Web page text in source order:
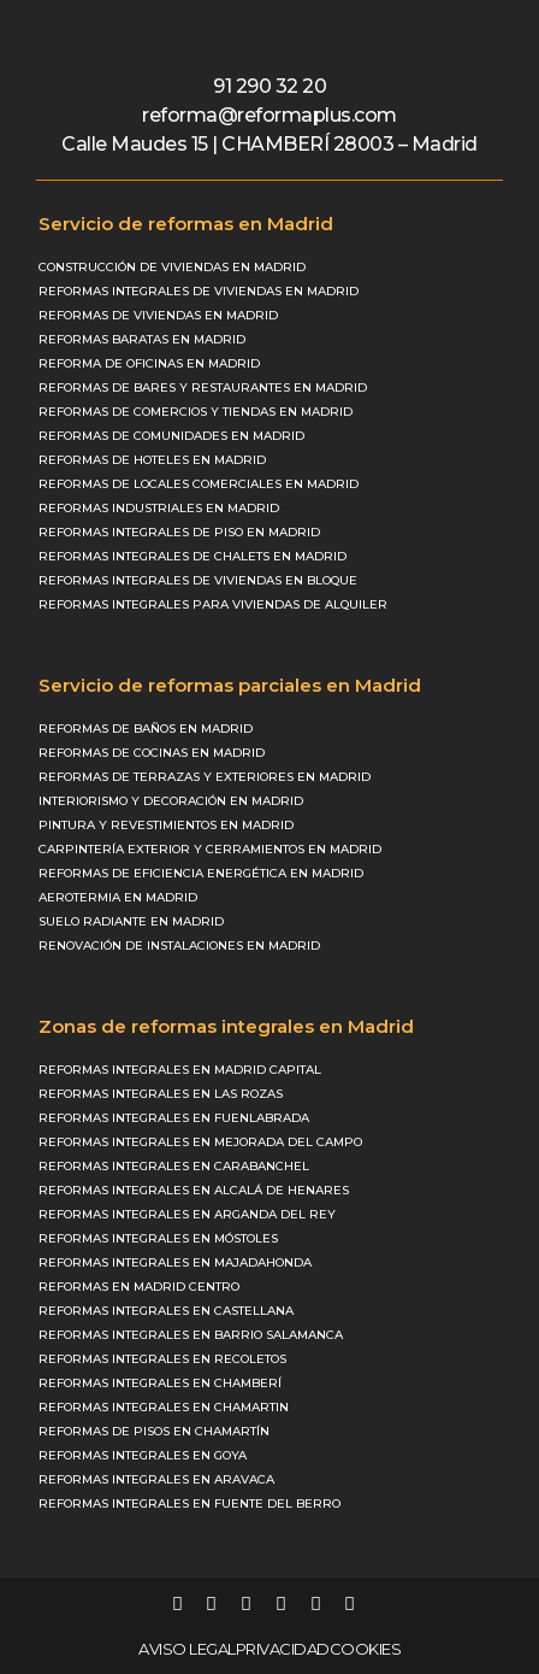
91 290 32 20
reforma@reformaplus.com
Calle Maudes 15 | CHAMBERÍ 28003 – Madrid
Servicio de reformas en Madrid
CONSTRUCCIÓN DE VIVIENDAS EN MADRID
REFORMAS INTEGRALES DE VIVIENDAS EN MADRID
REFORMAS DE VIVIENDAS EN MADRID
REFORMAS BARATAS EN MADRID
REFORMA DE OFICINAS EN MADRID
REFORMAS DE BARES Y RESTAURANTES EN MADRID
REFORMAS DE COMERCIOS Y TIENDAS EN MADRID
REFORMAS DE COMUNIDADES EN MADRID
REFORMAS DE HOTELES EN MADRID
REFORMAS DE LOCALES COMERCIALES EN MADRID
REFORMAS INDUSTRIALES EN MADRID
REFORMAS INTEGRALES DE PISO EN MADRID
REFORMAS INTEGRALES DE CHALETS EN MADRID
REFORMAS INTEGRALES DE VIVIENDAS EN BLOQUE
REFORMAS INTEGRALES PARA VIVIENDAS DE ALQUILER
Servicio de reformas parciales en Madrid
REFORMAS DE BAÑOS EN MADRID
REFORMAS DE COCINAS EN MADRID
REFORMAS DE TERRAZAS Y EXTERIORES EN MADRID
INTERIORISMO Y DECORACIÓN EN MADRID
PINTURA Y REVESTIMIENTOS EN MADRID
CARPINTERÍA EXTERIOR Y CERRAMIENTOS EN MADRID
REFORMAS DE EFICIENCIA ENERGÉTICA EN MADRID
AEROTERMIA EN MADRID
SUELO RADIANTE EN MADRID
RENOVACIÓN DE INSTALACIONES EN MADRID
Zonas de reformas integrales en Madrid
REFORMAS INTEGRALES EN MADRID CAPITAL
REFORMAS INTEGRALES EN LAS ROZAS
REFORMAS INTEGRALES EN FUENLABRADA
REFORMAS INTEGRALES EN MEJORADA DEL CAMPO
REFORMAS INTEGRALES EN CARABANCHEL
REFORMAS INTEGRALES EN ALCALÁ DE HENARES
REFORMAS INTEGRALES EN ARGANDA DEL REY
REFORMAS INTEGRALES EN MÓSTOLES
REFORMAS INTEGRALES EN MAJADAHONDA
REFORMAS EN MADRID CENTRO
REFORMAS INTEGRALES EN CASTELLANA
REFORMAS INTEGRALES EN BARRIO SALAMANCA
REFORMAS INTEGRALES EN RECOLETOS
REFORMAS INTEGRALES EN CHAMBERÍ
REFORMAS INTEGRALES EN CHAMARTIN
REFORMAS DE PISOS EN CHAMARTÍN
REFORMAS INTEGRALES EN GOYA
REFORMAS INTEGRALES EN ARAVACA
REFORMAS INTEGRALES EN FUENTE DEL BERRO
AVISO LEGAL PRIVACIDADCOOKIES